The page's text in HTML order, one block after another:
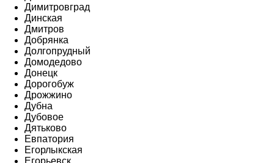
Димитровград
Динская
Дмитров
Добрянка
Долгопрудный
Домодедово
Донецк
Дорогобуж
Дрожжино
Дубна
Дубовое
Дятьково
Евпатория
Егорлыкская
Егорьевск